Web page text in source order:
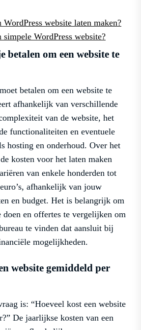
WordPress website laten maken?
simpele WordPress website?
betalen om een website te
betalen om een website te
afhankelijk van verschillende
van de website, het
functionaliteiten en eventuele
hosting en onderhoud. Over het
kosten voor het laten maken
van enkele honderden tot
afhankelijk van jouw
en budget. Het is belangrijk om
doen en offertes te vergelijken om
te vinden dat aansluit bij
mogelijkheden.
website gemiddeld per
is: “Hoeveel kost een website
De jaarlijkse kosten van een